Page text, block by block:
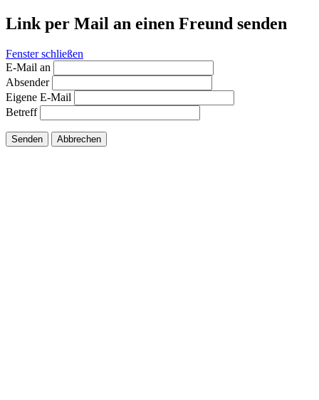
Link per Mail an einen Freund senden
Fenster schließen
E-Mail an
Absender
Eigene E-Mail
Betreff
Senden Abbrechen